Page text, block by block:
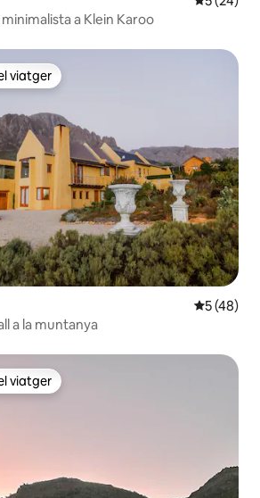
a Klein Karoo
dels viatgers
viatger
5 de
5 (48)
a la muntanya
dels viatgers
viatger